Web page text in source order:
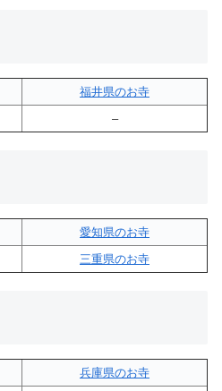
福井県のお寺
–
愛知県のお寺
三重県のお寺
兵庫県のお寺